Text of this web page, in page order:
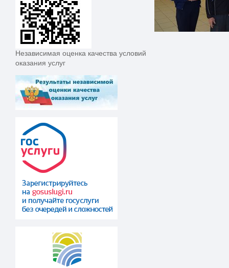
Независимая оценка качества условий
оказания услуг